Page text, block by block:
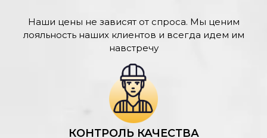
Наши цены не зависят от спроса. Мы ценим
лояльность наших клиентов и всегда идем им
навстречу
КОНТРОЛЬ КАЧЕСТВА